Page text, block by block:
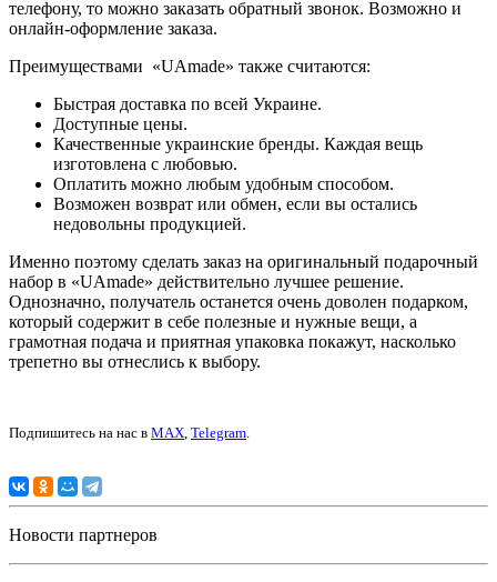
телефону, то можно заказать обратный звонок. Возможно и
онлайн-оформление заказа.
Преимуществами «UAmade» также считаются:
Быстрая доставка по всей Украине.
Доступные цены.
Качественные украинские бренды. Каждая вещь
изготовлена с любовью.
Оплатить можно любым удобным способом.
Возможен возврат или обмен, если вы остались
недовольны продукцией.
Именно поэтому сделать заказ на оригинальный подарочный
набор в «UAmade» действительно лучшее решение.
Однозначно, получатель останется очень доволен подарком,
который содержит в себе полезные и нужные вещи, а
грамотная подача и приятная упаковка покажут, насколько
трепетно вы отнеслись к выбору.
Подпишитесь на нас в MAX Telegram
Новости партнеров